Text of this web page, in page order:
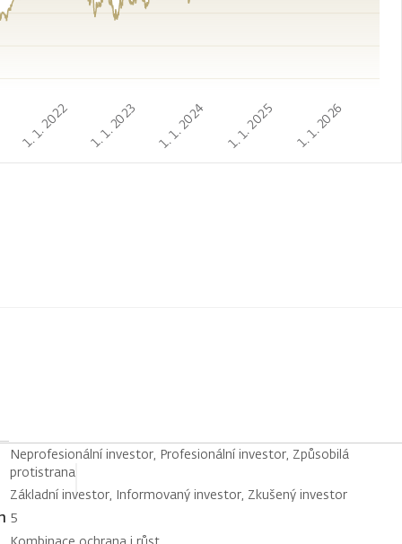
1. 1. 2022 1. 1. 2023 1. 1. 2024 1. 1. 2025 1. 1. 2026
Neprofesionální investor, Profesionální investor, Způsobilá
protistrana
Základní investor, Informovaný investor, Zkušený investor
5